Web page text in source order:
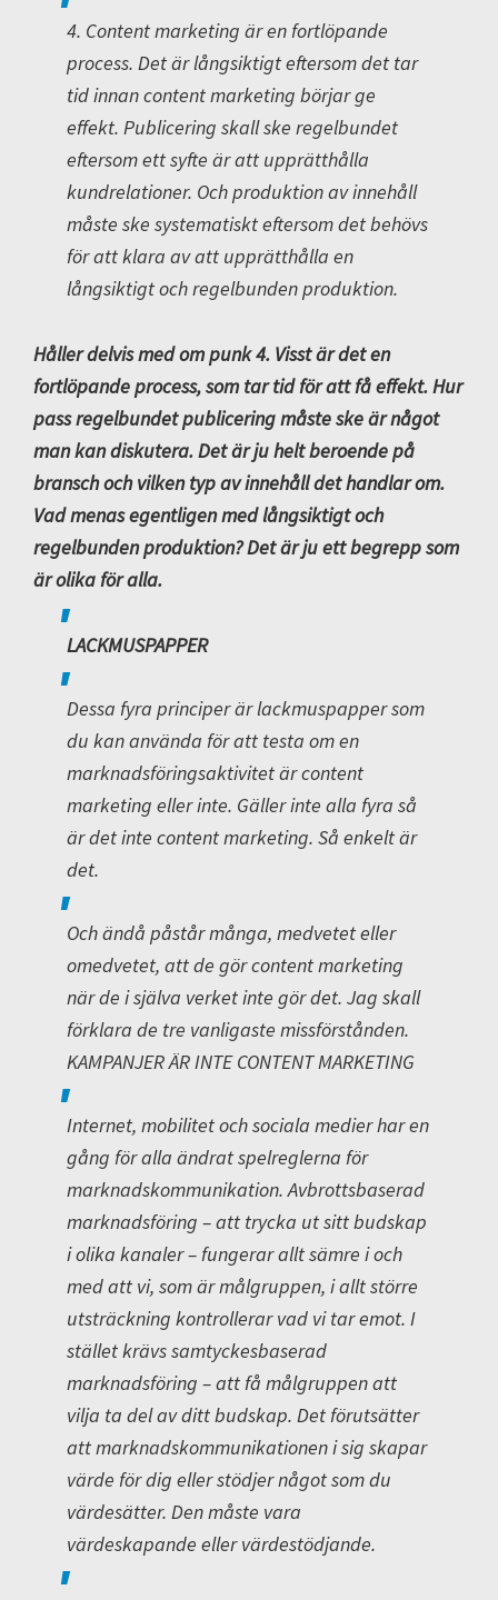
4. Content marketing är en fortlöpande
process. Det är långsiktigt eftersom det tar
tid innan content marketing börjar ge
effekt. Publicering skall ske regelbundet
eftersom ett syfte är att upprätthålla
kundrelationer. Och produktion av innehåll
måste ske systematiskt eftersom det behövs
för att klara av att upprätthålla en
långsiktigt och regelbunden produktion.
Håller delvis med om punk 4. Visst är det en
fortlöpande process, som tar tid för att få effekt. Hur
pass regelbundet publicering måste ske är något
man kan diskutera. Det är ju helt beroende på
bransch och vilken typ av innehåll det handlar om.
Vad menas egentligen med långsiktigt och
regelbunden produktion? Det är ju ett begrepp som
är olika för alla.
LACKMUSPAPPER
Dessa fyra principer är lackmuspapper som
du kan använda för att testa om en
marknadsföringsaktivitet är content
marketing eller inte. Gäller inte alla fyra så
är det inte content marketing. Så enkelt är
det.
Och ändå påstår många, medvetet eller
omedvetet, att de gör content marketing
när de i själva verket inte gör det. Jag skall
förklara de tre vanligaste missförstånden.
KAMPANJER ÄR INTE CONTENT MARKETING
Internet, mobilitet och sociala medier har en
gång för alla ändrat spelreglerna för
marknadskommunikation. Avbrottsbaserad
marknadsföring – att trycka ut sitt budskap
i olika kanaler – fungerar allt sämre i och
med att vi, som är målgruppen, i allt större
utsträckning kontrollerar vad vi tar emot. I
stället krävs samtyckesbaserad
marknadsföring – att få målgruppen att
vilja ta del av ditt budskap. Det förutsätter
att marknadskommunikationen i sig skapar
värde för dig eller stödjer något som du
värdesätter. Den måste vara
värdeskapande eller värdestödjande.